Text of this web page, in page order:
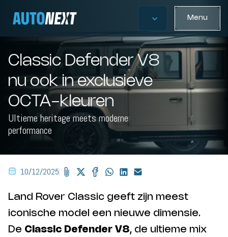
Menu
Classic Defender V8
nu ook in exclusieve
OCTA-kleuren
Ultieme heritage meets moderne
performance
10/12/2025
Land Rover Classic geeft zijn meest
iconische model een nieuwe dimensie.
De Classic Defender V8, de ultieme mix